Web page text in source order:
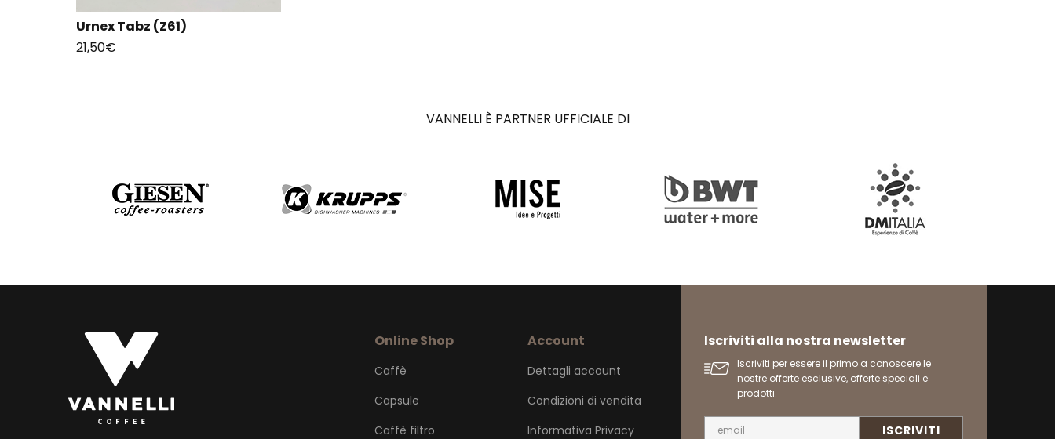
Urnex Tabz (Z61)
21,50€
VANNELLI È PARTNER UFFICIALE DI
Online Shop
Caffè
Capsule
Caffè filtro
Account
Dettagli account
Condizioni di vendita
Informativa Privacy
Iscriviti alla nostra newsletter
Iscriviti per essere il primo a conoscere le
nostre offerte esclusive, offerte speciali e
prodotti.